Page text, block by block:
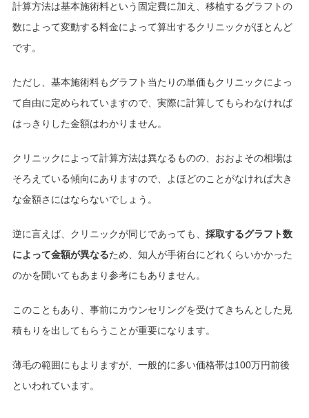
計算方法は基本施術料という固定費に加え、移植するグラフトの
数によって変動する料金によって算出するクリニックがほとんど
です。
ただし、基本施術料もグラフト当たりの単価もクリニックによっ
て自由に定められていますので、実際に計算してもらわなければ
はっきりした金額はわかりません。
クリニックによって計算方法は異なるものの、おおよその相場は
そろえている傾向にありますので、よほどのことがなければ大き
な金額さにはならないでしょう。
逆に言えば、クリニックが同じであっても、 採取するグラフト数
によって金額が異なるため、知人が手術台にどれくらいかかった
のかを聞いてもあまり参考にもありません。
このこともあり、事前にカウンセリングを受けてきちんとした見
積もりを出してもらうことが重要になります。
薄毛の範囲にもよりますが、一般的に多い価格帯は100万円前後
といわれています。